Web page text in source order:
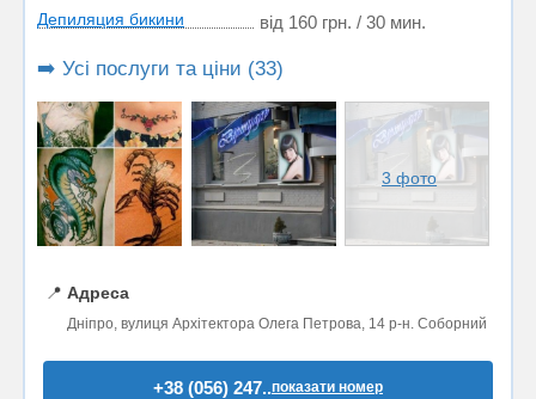
Депиляция бикини від 160 грн. / 30 мин.
➡️ Усі послуги та ціни (33)
3 фото
📍 Адреса
Дніпро, вулиця Архітектора Олега Петрова, 14 р-н. Соборний
+38 (056) 247..показати номер